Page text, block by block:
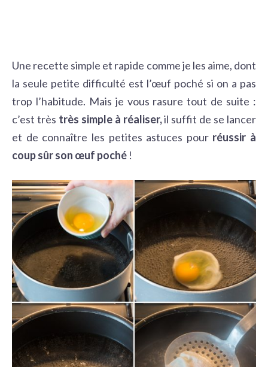
Une recette simple et rapide comme je les aime, dont
la seule petite difficulté est l’œuf poché si on a pas
trop l’habitude. Mais je vous rasure tout de suite :
c’est très très simple à réaliser,il suffit de se lancer
et de connaître les petites astuces pour réussir à
coup sûr son œuf poché !